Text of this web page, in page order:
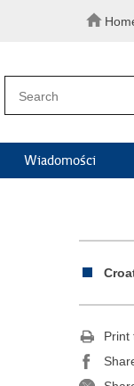
Wiadomości
Print